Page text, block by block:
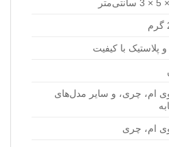
پلاستیک با کیفیت
ام، چری، و سایر مدل‌های
ام، چری